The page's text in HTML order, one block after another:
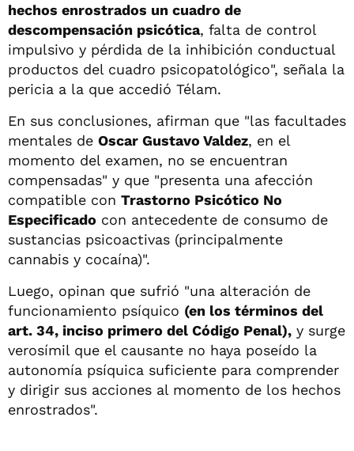
hechos enrostrados un cuadro de
descompensación psicótica, falta de control
impulsivo y pérdida de la inhibición conductual
productos del cuadro psicopatológico", señala la
pericia a la que accedió Télam.
En sus conclusiones, afirman que "las facultades
mentales de Oscar Gustavo Valdez, en el
momento del examen, no se encuentran
compensadas" y que "presenta una afección
compatible con Trastorno Psicótico No
Especificado con antecedente de consumo de
sustancias psicoactivas (principalmente
cannabis y cocaína)".
Luego, opinan que sufrió "una alteración de
funcionamiento psíquico (en los términos del
art. 34, inciso primero del Código Penal), y surge
verosímil que el causante no haya poseído la
autonomía psíquica suficiente para comprender
y dirigir sus acciones al momento de los hechos
enrostrados".